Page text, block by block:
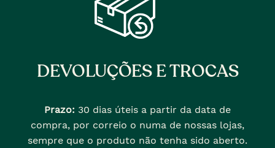
DEVOLUÇÕES E TROCAS
Prazo: 30 dias úteis a partir da data de
compra, por correio o numa de nossas lojas,
sempre que o produto não tenha sido aberto.